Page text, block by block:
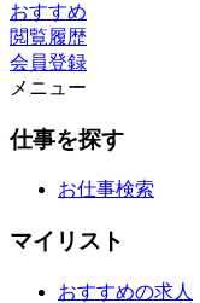
おすすめ
閲覧履歴
会員登録
メニュー
仕事を探す
お仕事検索
マイリスト
おすすめの求人